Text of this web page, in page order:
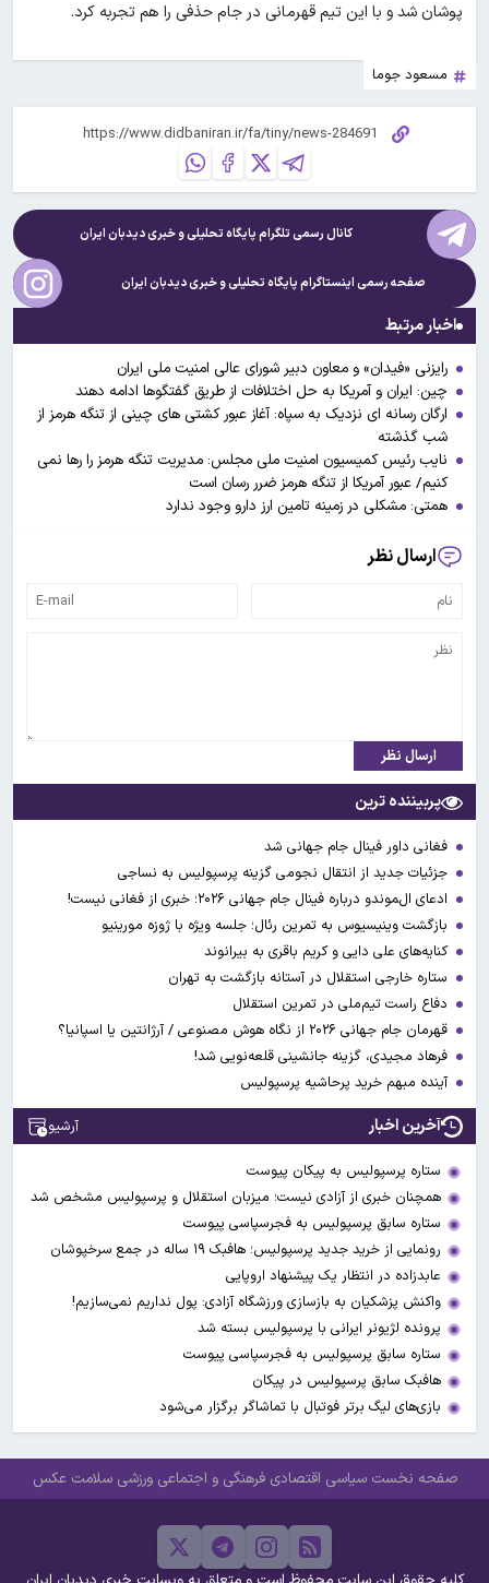
پوشان شد و با این تیم قهرمانی در جام حذفی را هم تجربه کرد.
مسعود جوما
کانال رسمی تلگرام پایگاه تحلیلی و خبریدیدبان ایران
صفحه رسمی اینستاگرام پایگاه تحلیلی و خبریدیدبان ایران
اخبار مرتبط
رایزنی «فیدان» و معاون دبیر شورای عالی امنیت ملی ایران
چین: ایران و آمریکا به حل اختلافات از طریق گفتگوها ادامه دهند
ارگان رسانه ای نزدیک به سپاه: آغاز عبور کشتی های چینی از تنگه هرمز از
شب گذشته
نایب رئیس کمیسیون امنیت ملی مجلس: مدیریت تنگه هرمز را رها نمی
کنیم/ عبور آمریکا از تنگه هرمز ضرر رسان است
همتی: مشکلی در زمینه تامین ارز دارو وجود ندارد
ارسال نظر
ارسال نظر
پربیننده ترین
فغانی داور فینال جام جهانی شد
جزئیات جدید از انتقال نجومی گزینه پرسپولیس به نساجی
ادعای ال‌‍موندو درباره فینال جام جهانی ۲۰۲۶؛ خبری از فغانی نیست!
بازگشت وینیسیوس به تمرین رئال؛ جلسه ویژه با ژوزه مورینیو
کنایه‌های علی دایی و کریم باقری به بیرانوند
ستاره خارجی استقلال در آستانه بازگشت به تهران
دفاع راست تیم‌ملی در تمرین استقلال
قهرمان جام جهانی ۲۰۲۶ از نگاه هوش مصنوعی / آرژانتین یا اسپانیا؟
فرهاد مجیدی، گزینه جانشینی قلعه‌نویی شد!
آینده مبهم خرید پرحاشیه پرسپولیس
آخرین اخبار آرشیو
ستاره پرسپولیس به پیکان پیوست
همچنان خبری از آزادی نیست؛ میزبان استقلال و پرسپولیس مشخص شد
ستاره سابق پرسپولیس به فجرسپاسی پیوست
رونمایی از خرید جدید پرسپولیس؛ هافبک ۱۹ ساله در جمع سرخپوشان
عابدزاده در انتظار یک پیشنهاد اروپایی
واکنش پزشکیان به بازسازی ورزشگاه آزادی: پول نداریم نمی‌سازیم!
پرونده لژیونر ایرانی با پرسپولیس بسته شد
ستاره سابق پرسپولیس به فجرسپاسی پیوست
هافبک سابق پرسپولیس در پیکان
بازی‌های لیگ برتر فوتبال با تماشاگر برگزار می‌شود
صفحه نخست سیاسی اقتصادی فرهنگی و اجتماعی ورزشی سلامت عکس